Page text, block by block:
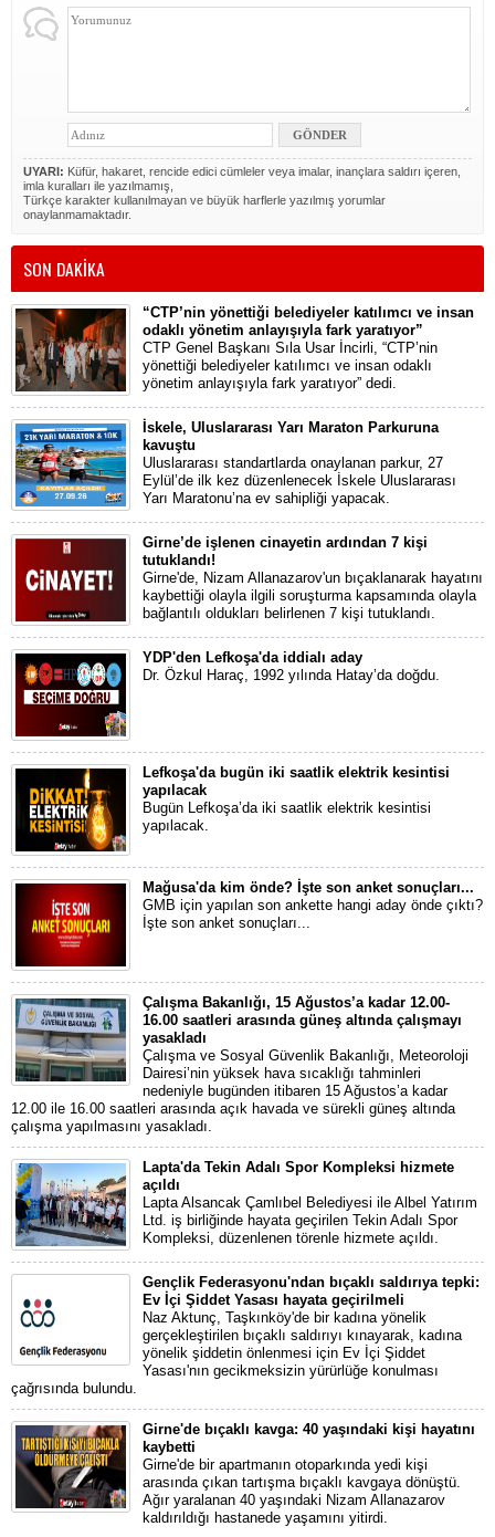
UYARI: Küfür, hakaret, rencide edici cümleler veya imalar, inançlara saldırı içeren,
imla kuralları ile yazılmamış,
Türkçe karakter kullanılmayan ve büyük harflerle yazılmış yorumlar
onaylanmamaktadır.
SON DAKİKA
“CTP’nin yönettiği belediyeler katılımcı ve insan
odaklı yönetim anlayışıyla fark yaratıyor”
CTP Genel Başkanı Sıla Usar İncirli, “CTP’nin
yönettiği belediyeler katılımcı ve insan odaklı
yönetim anlayışıyla fark yaratıyor” dedi.
İskele, Uluslararası Yarı Maraton Parkuruna
kavuştu
Uluslararası standartlarda onaylanan parkur, 27
Eylül’de ilk kez düzenlenecek İskele Uluslararası
Yarı Maratonu’na ev sahipliği yapacak.
Girne’de işlenen cinayetin ardından 7 kişi
tutuklandı!
Girne'de, Nizam Allanazarov'un bıçaklanarak hayatını
kaybettiği olayla ilgili soruşturma kapsamında olayla
bağlantılı oldukları belirlenen 7 kişi tutuklandı.
YDP'den Lefkoşa'da iddialı aday
Dr. Özkul Haraç, 1992 yılında Hatay’da doğdu.
Lefkoşa'da bugün iki saatlik elektrik kesintisi
yapılacak
Bugün Lefkoşa’da iki saatlik elektrik kesintisi
yapılacak.
Mağusa'da kim önde? İşte son anket sonuçları...
GMB için yapılan son ankette hangi aday önde çıktı?
İşte son anket sonuçları...
Çalışma Bakanlığı, 15 Ağustos’a kadar 12.00-
16.00 saatleri arasında güneş altında çalışmayı
yasakladı
Çalışma ve Sosyal Güvenlik Bakanlığı, Meteoroloji
Dairesi’nin yüksek hava sıcaklığı tahminleri
nedeniyle bugünden itibaren 15 Ağustos’a kadar
12.00 ile 16.00 saatleri arasında açık havada ve sürekli güneş altında
çalışma yapılmasını yasakladı.
Lapta'da Tekin Adalı Spor Kompleksi hizmete
açıldı
Lapta Alsancak Çamlıbel Belediyesi ile Albel Yatırım
Ltd. iş birliğinde hayata geçirilen Tekin Adalı Spor
Kompleksi, düzenlenen törenle hizmete açıldı.
Gençlik Federasyonu'ndan bıçaklı saldırıya tepki:
Ev İçi Şiddet Yasası hayata geçirilmeli
Naz Aktunç, Taşkınköy'de bir kadına yönelik
gerçekleştirilen bıçaklı saldırıyı kınayarak, kadına
yönelik şiddetin önlenmesi için Ev İçi Şiddet
Yasası'nın gecikmeksizin yürürlüğe konulması
çağrısında bulundu.
Girne'de bıçaklı kavga: 40 yaşındaki kişi hayatını
kaybetti
Girne'de bir apartmanın otoparkında yedi kişi
arasında çıkan tartışma bıçaklı kavgaya dönüştü.
Ağır yaralanan 40 yaşındaki Nizam Allanazarov
kaldırıldığı hastanede yaşamını yitirdi.